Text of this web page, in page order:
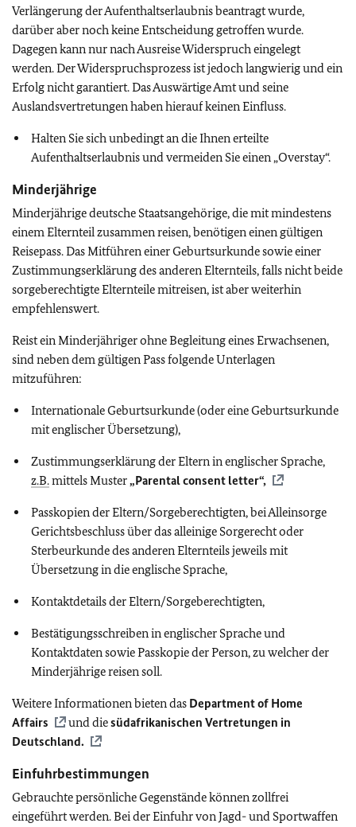
Verlängerung der Aufenthaltserlaubnis beantragt wurde,
darüber aber noch keine Entscheidung getroffen wurde.
Dagegen kann nur nach Ausreise Widerspruch eingelegt
werden. Der Widerspruchsprozess ist jedoch langwierig und ein
Erfolg nicht garantiert. Das Auswärtige Amt und seine
Auslandsvertretungen haben hierauf keinen Einfluss.
Halten Sie sich unbedingt an die Ihnen erteilte
Aufenthaltserlaubnis und vermeiden Sie einen „Overstay“.
Minderjährige
Minderjährige deutsche Staatsangehörige, die mit mindestens
einem Elternteil zusammen reisen, benötigen einen gültigen
Reisepass. Das Mitführen einer Geburtsurkunde sowie einer
Zustimmungserklärung des anderen Elternteils, falls nicht beide
sorgeberechtigte Elternteile mitreisen, ist aber weiterhin
empfehlenswert.
Reist ein Minderjähriger ohne Begleitung eines Erwachsenen,
sind neben dem gültigen Pass folgende Unterlagen
mitzuführen:
Internationale Geburtsurkunde (oder eine Geburtsurkunde
mit englischer Übersetzung),
Zustimmungserklärung der Eltern in englischer Sprache,
z.B.mittels Muster„Parental consent letter“,
Passkopien der Eltern/Sorgeberechtigten, bei Alleinsorge
Gerichtsbeschluss über das alleinige Sorgerecht oder
Sterbeurkunde des anderen Elternteils jeweils mit
Übersetzung in die englische Sprache,
Kontaktdetails der Eltern/Sorgeberechtigten,
Bestätigungsschreiben in englischer Sprache und
Kontaktdaten sowie Passkopie der Person, zu welcher der
Minderjährige reisen soll.
Weitere Informationen bieten das Department of Home
Affairs
und diesüdafrikanischen Vertretungen in
Deutschland.
Einfuhrbestimmungen
Gebrauchte persönliche Gegenstände können zollfrei
eingeführt werden. Bei der Einfuhr von Jagd- und Sportwaffen